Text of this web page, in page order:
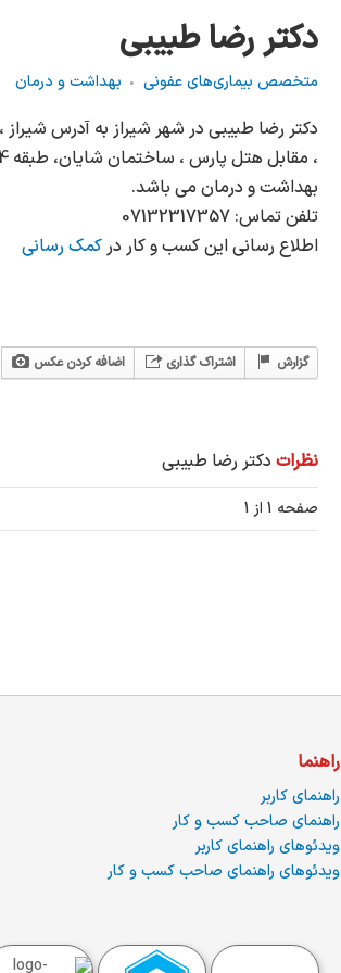
دکتر رضا طبیبی
متخصص بیماری‌های عفونی
بهداشت و درمان
بهداشت و درمان می باشد.
تلفن تماس: 07132317357
اطلاع رسانی این کسب و کار درکمک رسانی
اضافه کردن عکس اشتراک گذاری گزارش
نظرات دکتر رضا طبیبی
صفحه 1 از 1
راهنما
راهنمای کاربر
راهنمای صاحب کسب و کار
ویدئوهای راهنمای کاربر
ویدئوهای راهنمای صاحب کسب و کار